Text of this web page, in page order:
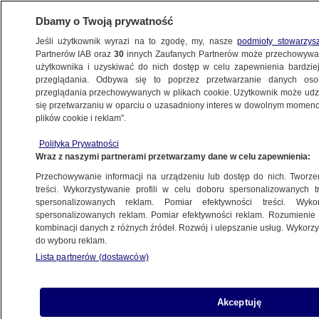
ŚWIAT
na greckiej wyspie. Policja o przyczynie
śmierci
11.06.2024, 13:19
Udostępnij
i lekarz, twórca diety 5:2, zmarł podczas wakacji
na greckiej wyspie Simi. W niedzielę ciało 67-
Dbamy o Twoją prywatność
Jeśli użytkownik wyrazi na to zgodę, my, naszepodmioty
Partnerów IAB oraz30 innych Zaufanych Partnerów może
użytkownika i uzyskiwać do nich dostęp w celu zapewnienia
przeglądania. Odbywa się to poprzez przetwarzanie danych
przeglądania przechowywanych w plikach cookie. Użytkownik może
się przetwarzaniu w oparciu o uzasadniony interes w dowolnym
plików cookie i reklam”.
Polityka Prywatności
Wraz z naszymi partnerami przetwarzamy dane w celu zapewnienia:
Przechowywanie informacji na urządzeniu lub dostęp do nich.
treści. Wykorzystywanie profili w celu doboru spersonalizowanych
spersonalizowanych reklam. Pomiar efektywności treści.
spersonalizowanych reklam. Pomiar efektywności reklam.
kombinacji danych z różnych źródeł. Rozwój i ulepszanie usług.
do wyboru reklam.
Lista partnerów (dostawców)
Akceptuję